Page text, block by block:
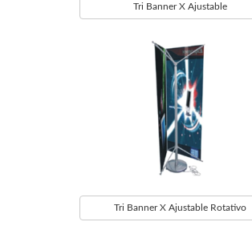
Tri Banner X Ajustable
Tri Banner X Ajustable Rotativo